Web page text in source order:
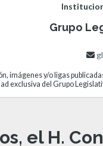
Grupo
imágenes y/o ligas
exclusiva del Grupo
el H.